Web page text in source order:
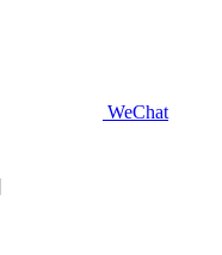
WeChat